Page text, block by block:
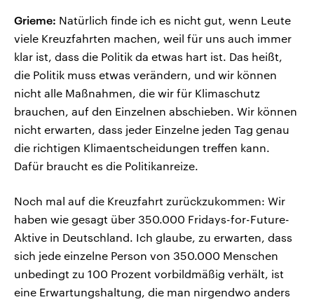
Grieme: Natürlich finde ich es nicht gut, wenn Leute
viele Kreuzfahrten machen, weil für uns auch immer
klar ist, dass die Politik da etwas hart ist. Das heißt,
die Politik muss etwas verändern, und wir können
nicht alle Maßnahmen, die wir für Klimaschutz
brauchen, auf den Einzelnen abschieben. Wir können
nicht erwarten, dass jeder Einzelne jeden Tag genau
die richtigen Klimaentscheidungen treffen kann.
Dafür braucht es die Politikanreize.
Noch mal auf die Kreuzfahrt zurückzukommen: Wir
haben wie gesagt über 350.000 Fridays-for-Future-
Aktive in Deutschland. Ich glaube, zu erwarten, dass
sich jede einzelne Person von 350.000 Menschen
unbedingt zu 100 Prozent vorbildmäßig verhält, ist
eine Erwartungshaltung, die man nirgendwo anders